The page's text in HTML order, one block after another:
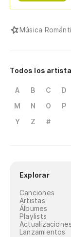
Música
Todos los
A B C D
M
N O P
Y
Z #
Explorar
Canciones
Artistas
Álbumes
Playlists
Actualizaciones
Lanzamientos